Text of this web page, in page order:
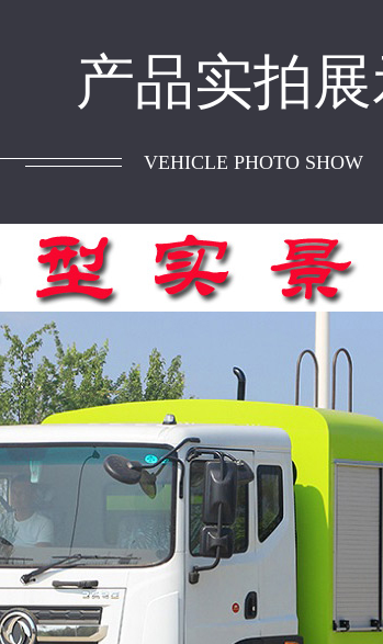
产品实拍
VEHICLE PHOTO SHOW